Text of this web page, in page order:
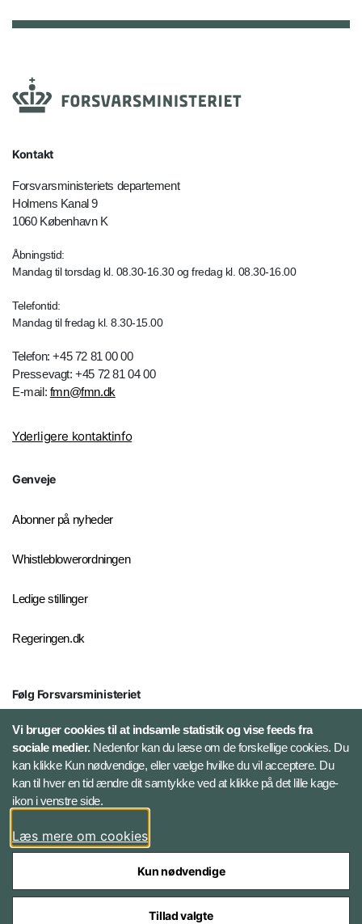
Kontakt
Forsvarsministeriets departement
Holmens Kanal 9
1060 København K
Åbningstid:
Mandag til torsdag kl. 08.30-16.30 og fredag kl. 08.30-16.00
Telefontid:
Mandag til fredag kl. 8.30-15.00
Telefon: +45 72 81 00 00
Pressevagt: +45 72 81 04 00
E-mail: fmn@fmn.dk
Yderligere kontaktinfo
Genveje
Abonner på nyheder
Whistleblowerordningen
Ledige stillinger
Regeringen.dk
Følg Forsvarsministeriet
X
LinkedIn
Instagram
Vi bruger cookies til at indsamle statistik og vise feeds fra
sociale medier.Nedenfor kan du læse om de forskellige cookies. Du
kan klikke Kun nødvendige, eller vælge hvilke du vil acceptere. Du
kan til hver en tid ændre dit samtykke ved at klikke på det lille kage-
ikon i venstre side.
Læs mere om cookies
Kun nødvendige
Tillad valgte